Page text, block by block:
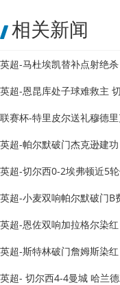
相关新闻
英超-马杜埃凯替补点射绝
英超-恩昆库处子球难救主
联赛杯-特里皮尔送礼穆德
英超-帕尔默破门杰克逊建
英超-切尔西0-2埃弗顿近5
英超-小麦双响帕尔默破门
英超-恩佐双响加拉格尔染
英超-斯特林破门詹姆斯染
英超- 切尔西4-4曼城 哈兰